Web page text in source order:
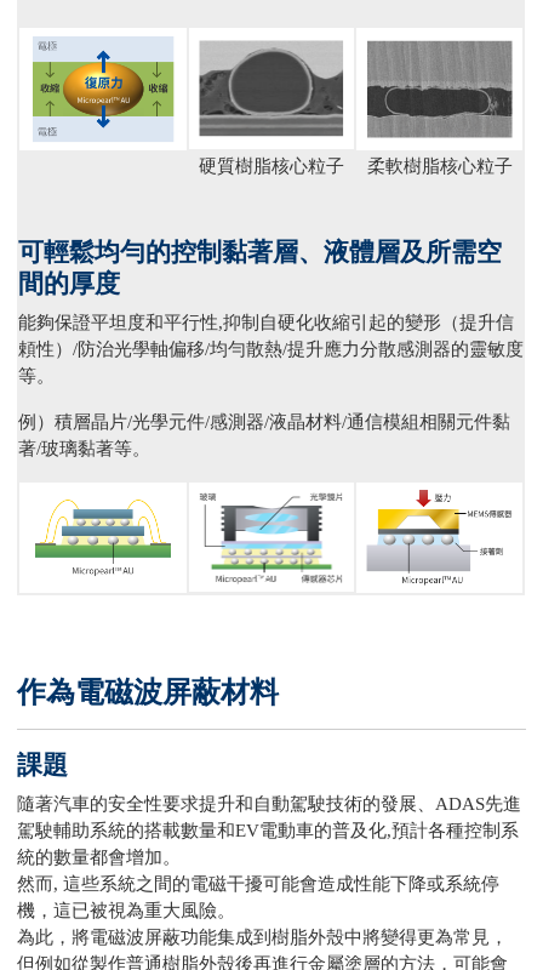
硬質樹脂核心粒子 柔軟樹脂核心粒子
可輕鬆均勻的控制黏著層、液體層及所需空
間的厚度
能夠保證平坦度和平行性,抑制自硬化收縮引起的變形（提升信
頼性）/防治光學軸偏移/均勻散熱/提升應力分散感測器的靈敏度
等。
例）積層晶片/光學元件/感測器/液晶材料/通信模組相關元件黏
著/玻璃黏著等。
作為電磁波屏蔽材料
課題
隨著汽車的安全性要求提升和自動駕駛技術的發展、ADAS先進
駕駛輔助系統的搭載數量和EV電動車的普及化,預計各種控制系
統的數量都會增加。
然而, 這些系統之間的電磁干擾可能會造成性能下降或系統停
機，這已被視為重大風險。
為此，將電磁波屏蔽功能集成到樹脂外殼中將變得更為常見，
但例如從製作普通樹脂外殼後再進行金屬塗層的方法，可能會